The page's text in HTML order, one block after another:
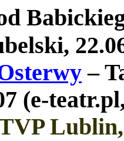
–
(e-